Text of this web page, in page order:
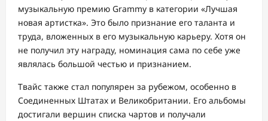
музыкальную премию Grammy в категории «Лучшая
новая артистка». Это было признание его таланта и
труда, вложенных в его музыкальную карьеру. Хотя он
не получил эту награду, номинация сама по себе уже
являлась большой честью и признанием.
Твайс также стал популярен за рубежом, особенно в
Соединенных Штатах и Великобритании. Его альбомы
достигали вершин списка чартов и получали